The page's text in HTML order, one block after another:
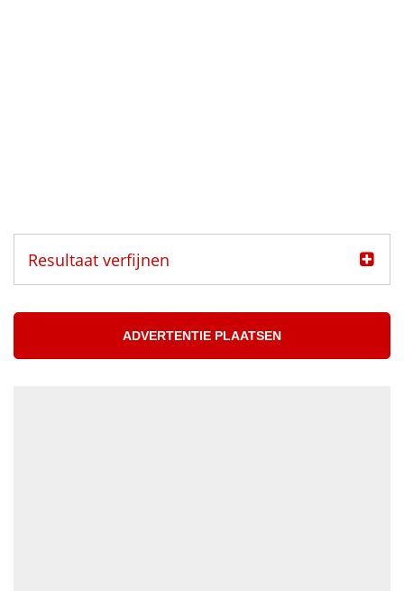
Resultaat verfijnen
Muzikanten aangeboden
Muzikanten gezocht
ADVERTENTIE PLAATSEN